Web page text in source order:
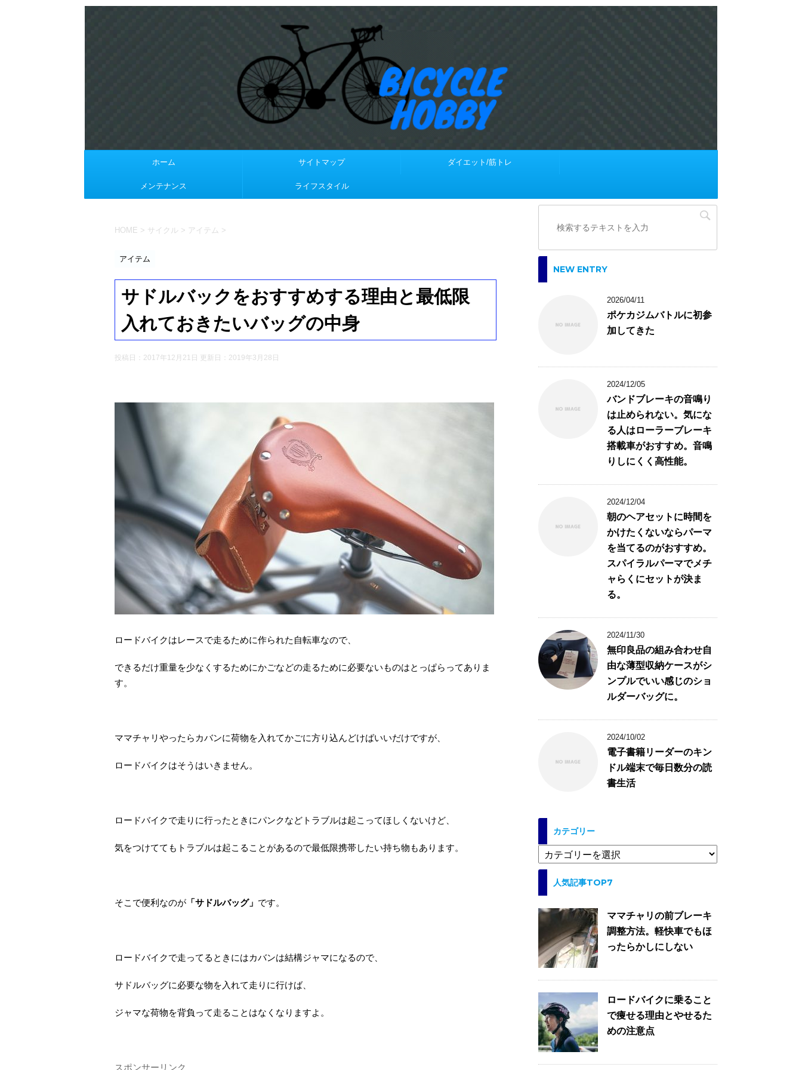
ホーム サイトマップ ダイエット/筋トレ
メンテナンス ライフスタイル
HOME > サイクル > アイテム >
アイテム
サドルバックをおすすめする理由と最低限
入れておきたいバッグの中身
投稿日：2017年12月21日 更新日： 2019年3月28日
ロードバイクはレースで走るために作られた自転車なので、
できるだけ重量を少なくするためにかごなどの走るために必要ないものはとっぱらってありま
す。
ママチャリやったらカバンに荷物を入れてかごに方り込んどけばいいだけですが、
ロードバイクはそうはいきません。
ロードバイクで走りに行ったときにパンクなどトラブルは起こってほしくないけど、
気をつけててもトラブルは起こることがあるので最低限携帯したい持ち物もあります。
そこで便利なのが 「サドルバッグ」 です。
ロードバイクで走ってるときにはカバンは結構ジャマになるので、
サドルバッグに必要な物を入れて走りに行けば、
ジャマな荷物を背負って走ることはなくなりますよ。
スポンサーリンク
NEW ENTRY
2026/04/11
ポケカジムバトルに初参
加してきた
2024/12/05
バンドブレーキの音鳴り
は止められない。気にな
る人はローラーブレーキ
搭載車がおすすめ。音鳴
りしにくく高性能。
2024/12/04
朝のヘアセットに時間を
かけたくないならパーマ
を当てるのがおすすめ。
スパイラルパーマでメチ
ャらくにセットが決ま
る。
2024/11/30
無印良品の組み合わせ自
由な薄型収納ケースがシ
ンプルでいい感じのショ
ルダーバッグに。
2024/10/02
電子書籍リーダーのキン
ドル端末で毎日数分の読
書生活
カテゴリー
テ
人気記事TOP7
ママチャリの前ブレーキ
調整方法。軽快車でもほ
ったらかしにしない
ロードバイクに乗ること
で痩せる理由とやせるた
めの注意点